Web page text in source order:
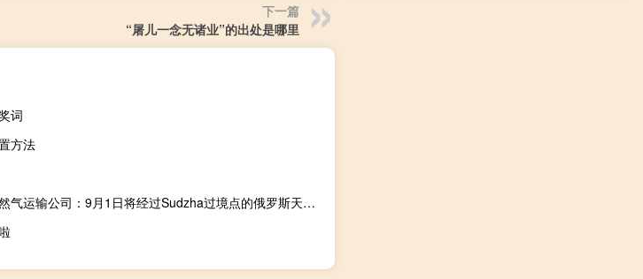
下一篇
“屠儿一念无诸业”的出处是哪里
词
方法
乌克兰国家天然气运输公司：9月1日将经过Sudzha过境点的俄罗斯天然气为4240万立方米8月31日为4235万立方米